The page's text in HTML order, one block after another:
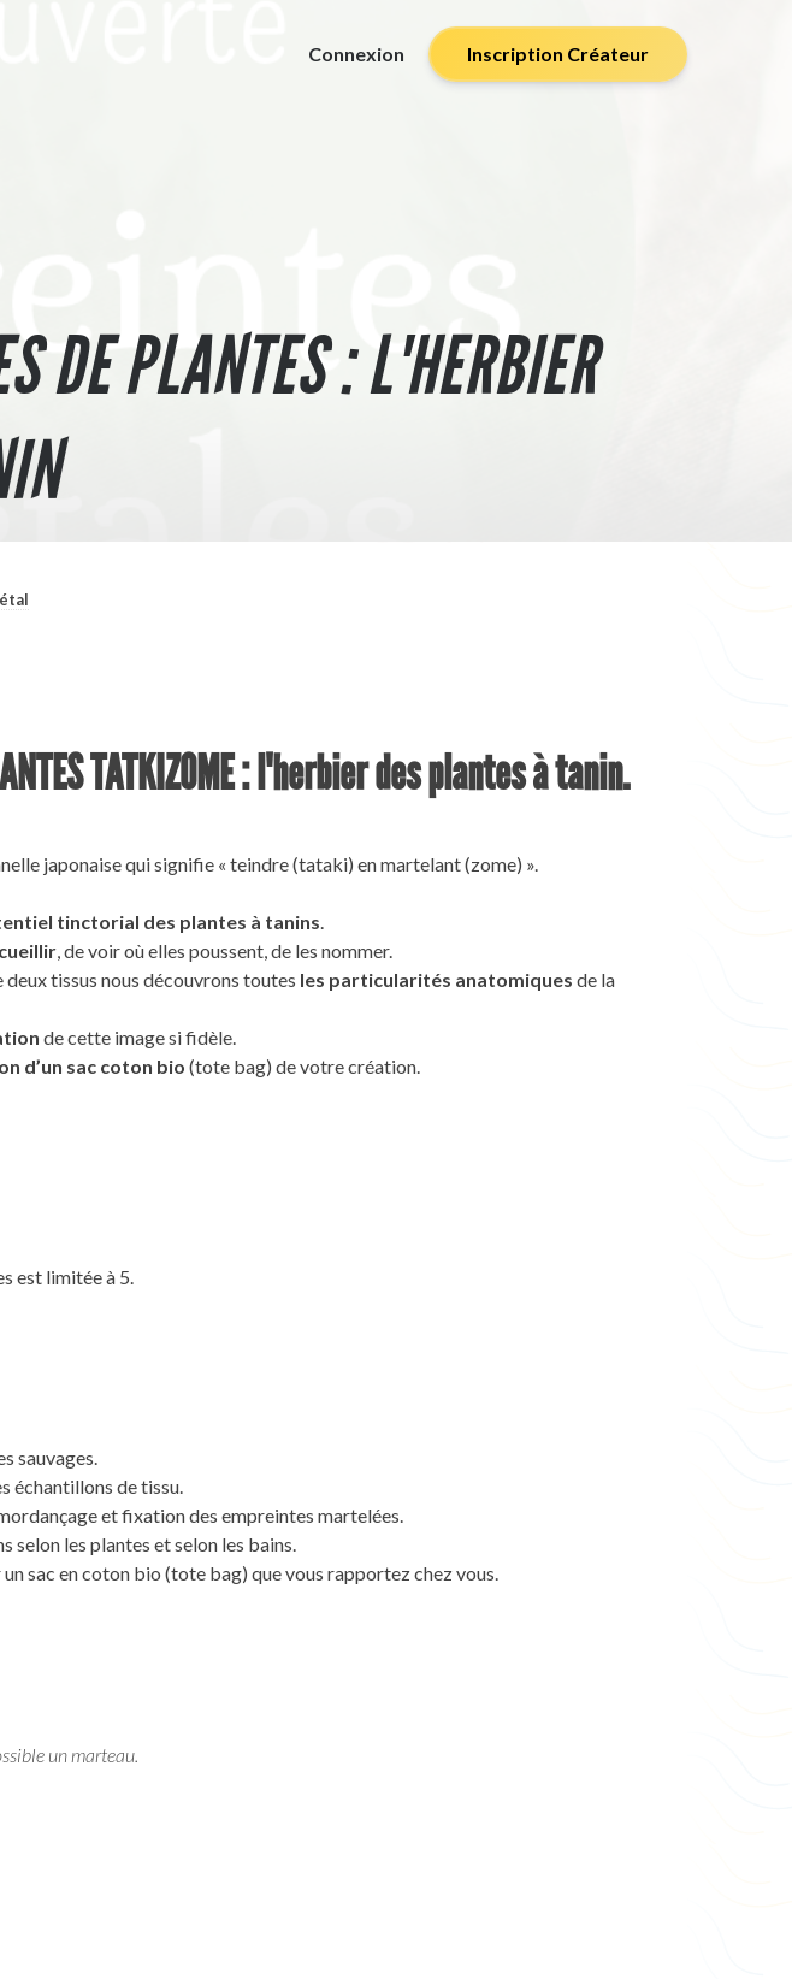
Connexion Inscription Créateur
DE PLANTES : L'HERBIER
TATKIZOME : l'herbier des plantes à tanin.
japonaise qui signifie « teindre (tataki) en martelant (zome) ».
tinctorial des plantes à tanins.
, de voir où elles poussent, de les nommer.
tissus nous découvrons toutes les particularités anatomiques de la
de cette image si fidèle.
d’un sac coton bio (tote bag) de votre création.
est limitée à 5.
sauvages.
échantillons de tissu.
et fixation des empreintes martelées.
selon les plantes et selon les bains.
sac en coton bio (tote bag) que vous rapportez chez vous.
un marteau.